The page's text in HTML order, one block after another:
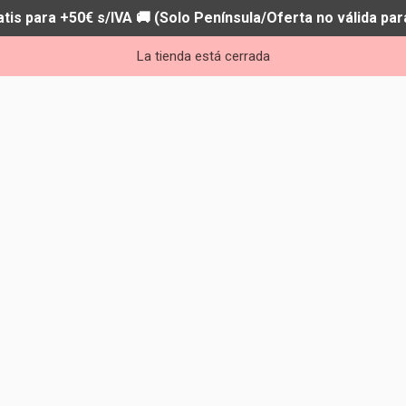
para +50€ s/IVA 🚚 (Solo Península/Oferta no válida
La tienda está cerrada